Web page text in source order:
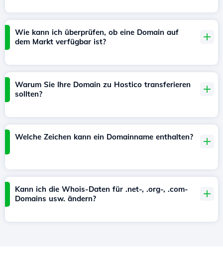
Wie kann ich überprüfen, ob eine Domain auf
dem Markt verfügbar ist?
Warum Sie Ihre Domain zu Hostico transferieren
sollten?
Welche Zeichen kann ein Domainname enthalten?
Kann ich die Whois-Daten für .net-, .org-, .com-
Domains usw. ändern?